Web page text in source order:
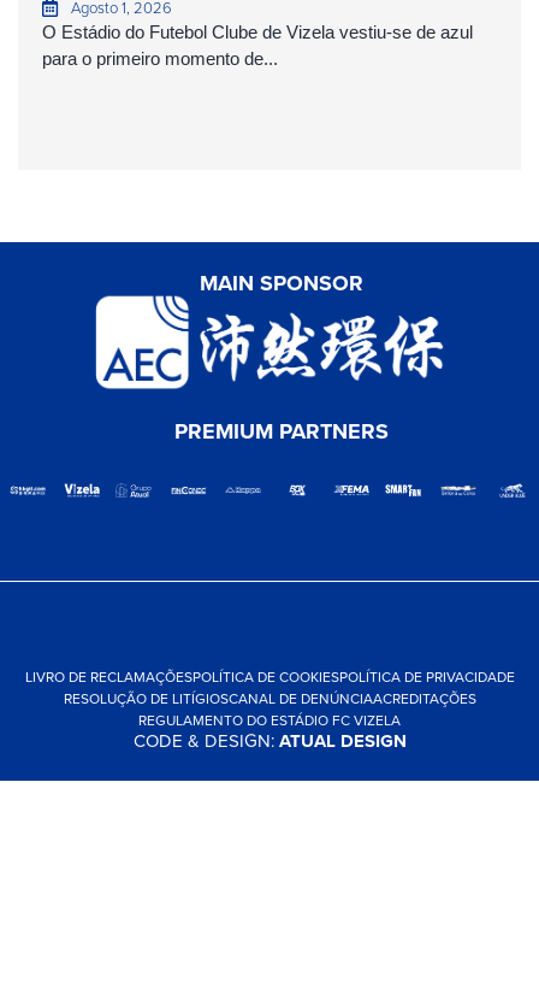
Agosto 1, 2026
O Estádio do Futebol Clube de Vizela vestiu-se de azul
para o primeiro momento de...
MAIN SPONSOR
PREMIUM PARTNERS
LIVRO DE RECLAMAÇÕESPOLÍTICA DE COOKIESPOLÍTICA DE PRIVACIDADE
RESOLUÇÃO DE LITÍGIOSCANAL DE DENÚNCIAACREDITAÇÕES
REGULAMENTO DO ESTÁDIO FC VIZELA
CODE & DESIGN:ATUAL DESIGN